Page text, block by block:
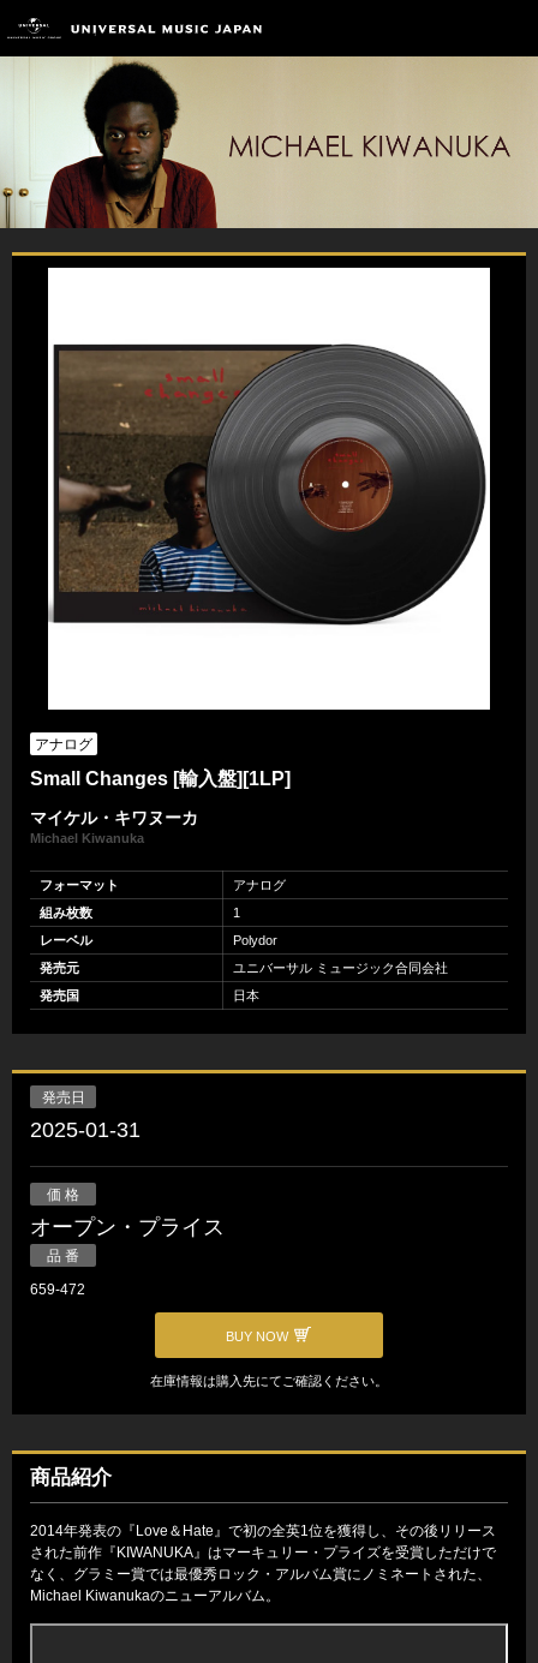
アナログ
Small Changes [輸入盤][1LP]
マイケル・キワヌーカ
Michael Kiwanuka
フォーマット
アナログ
組み枚数
1
レーベル
Polydor
発売元
ユニバーサル ミュージック合同会社
発売国
日本
発売日
2025-01-31
価 格
オープン・プライス
品 番
659-472
BUY NOW
在庫情報は購入先にてご確認ください。
商品紹介
2014年発表の『Love＆Hate』で初の全英1位を獲得し、その後リリース
された前作『KIWANUKA』はマーキュリー・プライズを受賞しただけで
なく、グラミー賞では最優秀ロック・アルバム賞にノミネートされた、
Michael Kiwanukaのニューアルバム。